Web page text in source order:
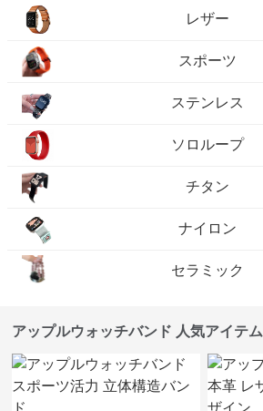
レザー
スポーツ
ステンレス
ソロループ
チタン
ナイロン
セラミック
アップルウォッチバンド 人気アイテム